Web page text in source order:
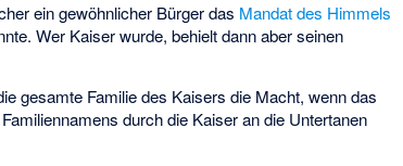
ein gewöhnlicher Bürger das Mandat des Himmels
Wer Kaiser wurde, behielt dann aber seinen
gesamte Familie des Kaisers die Macht, wenn das
durch die Kaiser an die Untertanen